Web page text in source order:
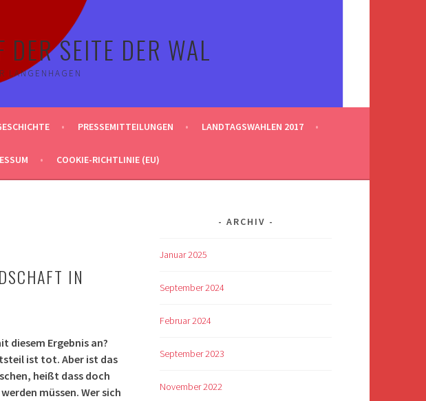
SEITE DER WAL
LANGENHAGEN
PRESSEMITTEILUNGEN LANDTAGSWAHLEN 2017
COOKIE-RICHTLINIE (EU)
IN
diesem Ergebnis an?
ist tot. Aber ist das
heißt dass doch
müssen. Wer sich
ARCHIV
Januar 2025
September 2024
Februar 2024
September 2023
November 2022